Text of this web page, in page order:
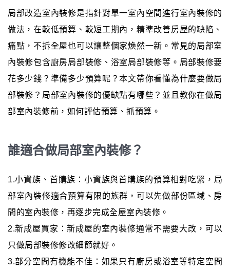
局部改造室內裝修是指針對單一室內空間進行室內裝修的
做法，在較低預算、較短工期內，精準改善房屋的缺陷、
痛點，不拆全屋也可以讓整個家煥然一新。常見的局部室
內裝修包含廚房局部裝修、浴室局部裝修等。局部裝修要
花多少錢？準備多少預算呢？本文帶你看懂為什麼要做局
部裝修？局部室內裝修的優缺點有哪些？並且教你在做局
部室內裝修前，如何評估預算、抓預算。
誰適合做局部室內裝修？
1.小資族、首購族：小資族與首購族的預算相對吃緊，局
部室內裝修適合預算有限的族群，可以先做部份區域、房
間的室內裝修，再逐步完成全屋室內裝修。
2.新成屋買家：新成屋的室內裝修通常不需要大改，可以
只做局部裝修修改細節就好。
3.部分空間有機能不佳：如果只有廚房或浴室等特定空間